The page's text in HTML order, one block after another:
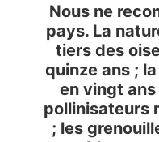
Nous ne
pays. La
tiers des
quinze ans ;
en vingt
pollinisateurs
; les